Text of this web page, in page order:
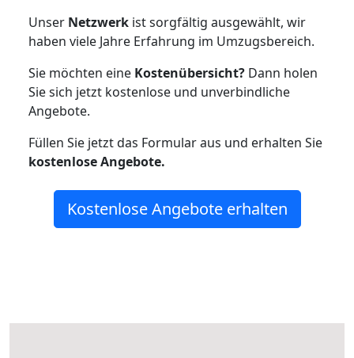
Unser Netzwerk ist sorgfältig ausgewählt, wir
haben viele Jahre Erfahrung im Umzugsbereich.
Sie möchten eine Kostenübersicht? Dann holen
Sie sich jetzt kostenlose und unverbindliche
Angebote.
Füllen Sie jetzt das Formular aus und erhalten Sie
kostenloseAngebote.
Kostenlose Angebote erhalten